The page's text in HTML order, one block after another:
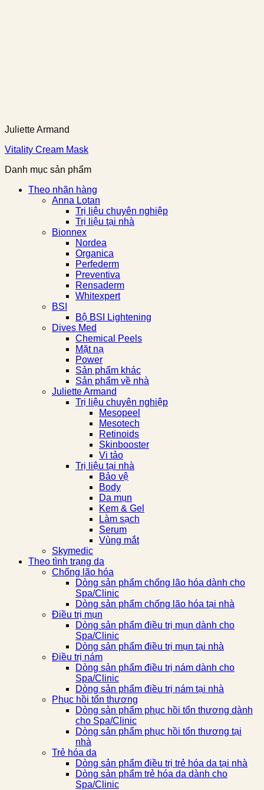
Juliette Armand
Vitality Cream Mask
Danh mục sản phẩm
Theo nhãn hàng
Anna Lotan
Trị liệu chuyên nghiệp
Trị liệu tại nhà
Bionnex
Nordea
Organica
Perfederm
Preventiva
Rensaderm
Whitexpert
BSI
Bộ BSI Lightening
Dives Med
Chemical Peels
Mặt nạ
Power
Sản phẩm khác
Sản phẩm về nhà
Juliette Armand
Trị liệu chuyên nghiệp
Mesopeel
Mesotech
Retinoids
Skinbooster
Vi tảo
Trị liệu tại nhà
Bảo vệ
Body
Da mụn
Kem & Gel
Làm sạch
Serum
Vùng mắt
Skymedic
Theo tình trạng da
Chống lão hóa
Dòng sản phẩm chống lão hóa dành cho
Spa/Clinic
Dòng sản phẩm chống lão hóa tại nhà
Điều trị mụn
Dòng sản phẩm điều trị mụn dành cho
Spa/Clinic
Dòng sản phẩm điều trị mụn tại nhà
Điều trị nám
Dòng sản phẩm điều trị nám dành cho
Spa/Clinic
Dòng sản phẩm điều trị nám tại nhà
Phục hồi tổn thương
Dòng sản phẩm phục hồi tổn thương dành
cho Spa/Clinic
Dòng sản phẩm phục hồi tổn thương tại
nhà
Trẻ hóa da
Dòng sản phẩm điều trị trẻ hóa da tại nhà
Dòng sản phẩm trẻ hóa da dành cho
Spa/Clinic